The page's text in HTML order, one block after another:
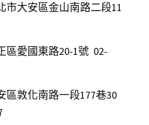
市大安區金山南路二段11
區愛國東路20-1號  02-
區敦化南路一段177巷30